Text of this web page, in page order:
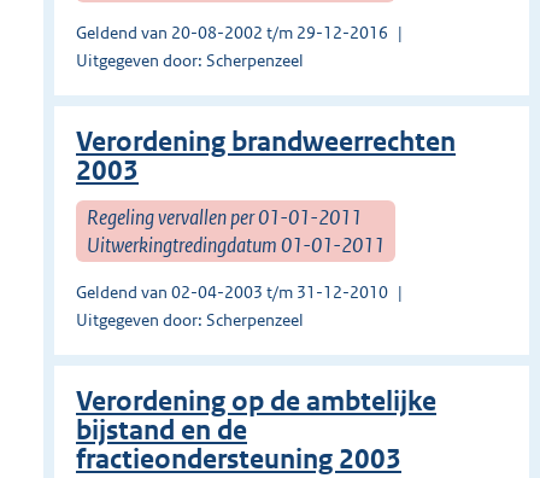
Geldend van 20-08-2002 t/m 29-12-2016
Uitgegeven door: Scherpenzeel
Verordening brandweerrechten
2003
Regeling vervallen per 01-01-2011
Uitwerkingtredingdatum 01-01-2011
Geldend van 02-04-2003 t/m 31-12-2010
Uitgegeven door: Scherpenzeel
Verordening op de ambtelijke
bijstand en de
fractieondersteuning 2003